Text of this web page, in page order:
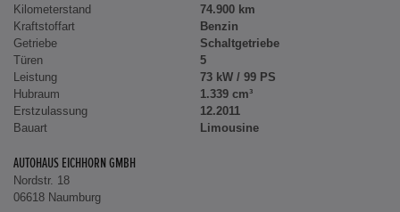
Kilometerstand
74.900 km
Kraftstoffart
Benzin
Getriebe
Schaltgetriebe
Türen
5
Leistung
73 kW / 99 PS
Hubraum
1.339 cm³
Erstzulassung
12.2011
Bauart
Limousine
AUTOHAUS EICHHORN GMBH
Nordstr. 18
06618 Naumburg